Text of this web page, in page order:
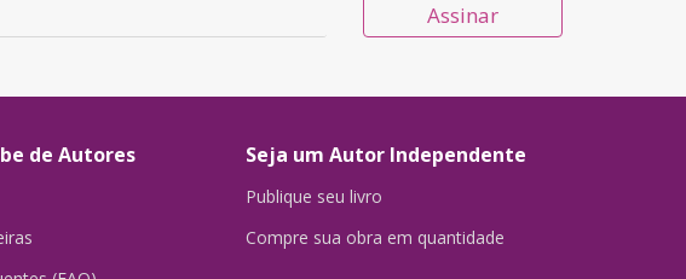
Assinar
de Autores Seja um Autor Independente
Publique seu livro
Compre sua obra em quantidade